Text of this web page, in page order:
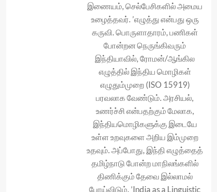
இணையம், செல்பேசிகளில் அமைய
உழைத்தவர். ’எழுத்து என்பது ஒரு
கருவி. பொருளாதாரம், பணிகள்
போன்றன நெருங்கிவரும்
இந்தியாவில், ரோமன்/ஆங்கில
எழுத்தில் இந்திய மொழிகள்
எழுதும்முறை (ISO 15919)
பரவலாக வேண்டும். அரசியல்,
உணர்ச்சி என்பதற்கும் மேலாக,
இந்தியமொழிகளுக்கு இடையே
உள்ள உறவுகளை அறிய இம்முறை
உதவும். அப்போது, இந்தி எழுத்தைத்
தமிழ்நாடு போன்ற மாநிலங்களில்
திணிக்கும் தேவை இல்லாமல்
போய்விடும். ’India as a Linguistic